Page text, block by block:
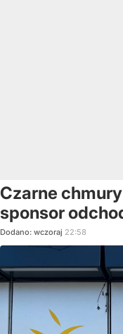
Czarne
sponsor
Dodano: wczoraj 22:58